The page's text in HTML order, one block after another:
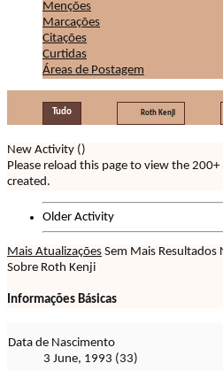
Menções
Marcações
Citações
Curtidas
Áreas de Postagem
Tudo Roth Kenji
New Activity ()
Please reload this page to view the
created.
Older Activity
Mais Atualizações Sem Mais Resultados
Sobre Roth Kenji
Informações Básicas
Data de Nascimento
3 June, 1993 (33)